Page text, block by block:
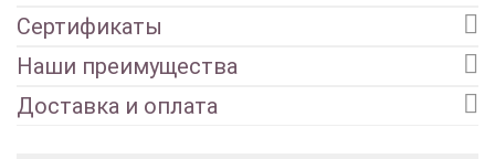
Сертификаты
Наши преимущества
Доставка и оплата